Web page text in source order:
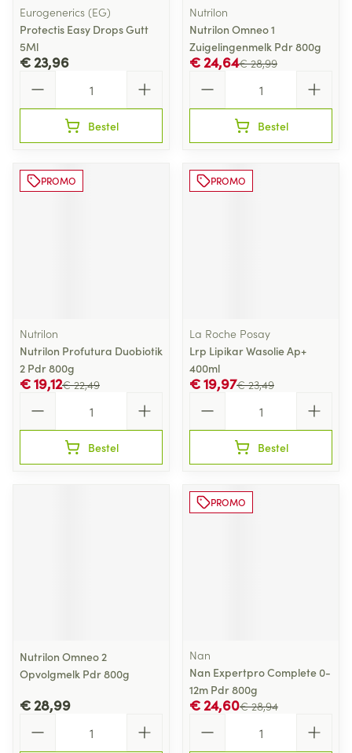
Eurogenerics (EG)
Protectis Easy Drops Gutt
5Ml
€ 23,96
Bestel
Nutrilon
Nutrilon Omneo 1
Zuigelingenmelk Pdr 800g
€ 28,99
€ 24,64
Bestel
PROMO
Nutrilon
Nutrilon Profutura Duobiotik
2 Pdr 800g
€ 22,49
€ 19,12
Bestel
PROMO
La Roche Posay
Lrp Lipikar Wasolie Ap+
400ml
€ 23,49
€ 19,97
Bestel
Nutrilon Omneo 2
Opvolgmelk Pdr 800g
€ 28,99
PROMO
Nan
Nan Expertpro Complete 0-
12m Pdr 800g
€ 28,94
€ 24,60